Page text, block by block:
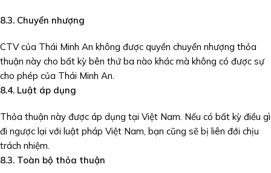
8.3. Chuyển nhượng
CTV của Thái Minh An không được quyền chuyển nhượng thỏa
thuận này cho bất kỳ bên thứ ba nào khác mà không có được sự
cho phép của Thái Minh An.
8.4. Luật áp dụng
Thỏa thuận này được áp dụng tại Việt Nam. Nếu có bất kỳ điều gì
đi ngược lại với luật pháp Việt Nam, bạn cũng sẽ bị liên đới chịu
trách nhiệm.
8.3. Toàn bộ thỏa thuận